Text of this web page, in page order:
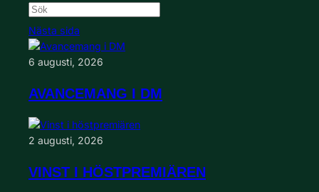
Nästa sida
6 augusti, 2026
AVANCEMANG I DM
2 augusti, 2026
VINST I HÖSTPREMIÄREN